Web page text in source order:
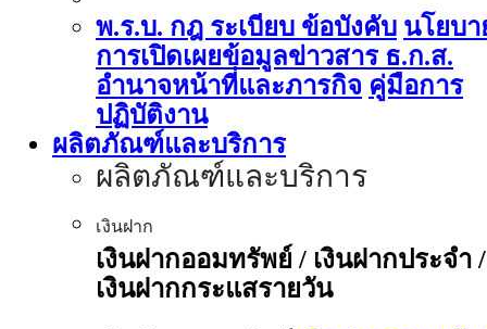
พ.ร.บ. กฎ ระเบียบ ข้อบังคับ นโยบา
การเปิดเผยข้อมูลข่าวสาร ธ.ก.ส.
อำนาจหน้าที่และภารกิจ คู่มือการ
ปฏิบัติงาน
ผลิตภัณฑ์และบริการ
ผลิตภัณฑ์และบริการ
เงินฝาก
เงินฝากออมทรัพย์ / เงินฝากประจำ /
เงินฝากกระแสรายวัน